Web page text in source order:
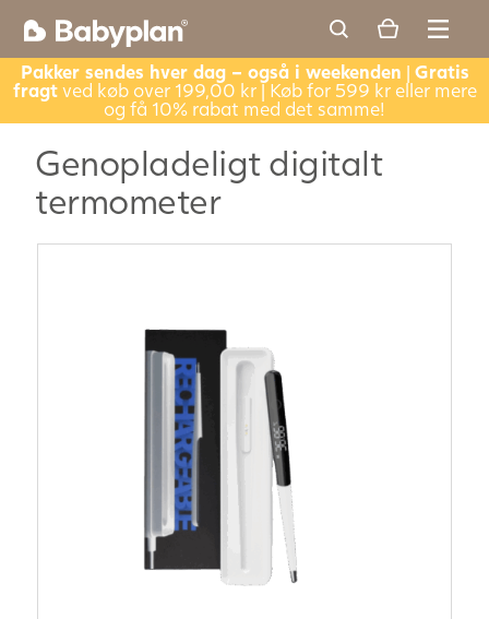
Pakker sendes hver dag – også i weekenden | Gratis
fragtved køb over 199,00 kr | Køb for 599 kr eller mere
og få 10% rabat med det samme!
Genopladeligt digitalt
termometer